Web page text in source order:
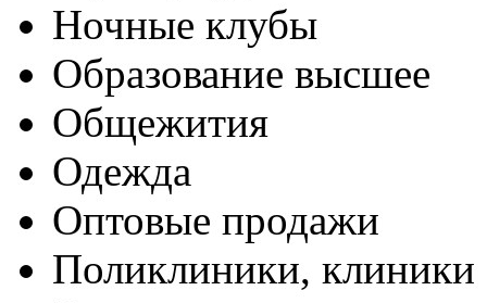
Ночные клубы
Образование высшее
Общежития
Одежда
Оптовые продажи
Поликлиники, клиники